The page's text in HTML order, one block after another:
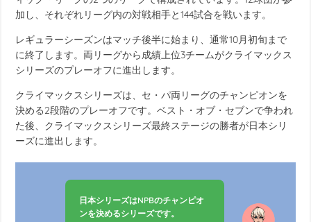
加し、それぞれリーグ内の対戦相手と144試合を戦います。
レギュラーシーズンはマッチ後半に始まり、通常10月初旬まで
に終了します。両リーグから成績上位3チームがクライマックス
シリーズのプレーオフに進出します。
クライマックスシリーズは、セ・パ両リーグのチャンピオンを
決める2段階のプレーオフです。ベスト・オブ・セブンで争われ
た後、クライマックスシリーズ最終ステージの勝者が日本シリ
ーズに進出します。
日本シリーズはNPBのチャンピオ
ンを決めるシリーズです。